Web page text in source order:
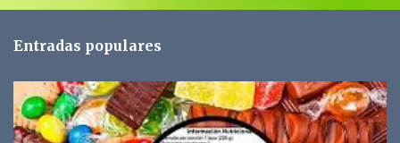
n
r
i
o
Entradas populares